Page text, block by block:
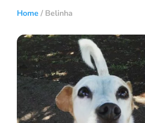
Home / Belinha